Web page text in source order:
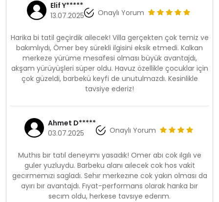
Elif Y*****
13.07.2025
Onaylı Yorum
Harika bi tatil geçirdik ailecek! Villa gerçekten çok temiz ve
bakımlıydı, Ömer bey sürekli ilgisini eksik etmedi. Kalkan
merkeze yürüme mesafesi olması büyük avantajdı,
akşam yürüyüşleri süper oldu. Havuz özellikle çocuklar için
çok güzeldi, barbekü keyfi de unutulmazdı. Kesinlikle
tavsiye ederiz!
Ahmet D*****
03.07.2025
Onaylı Yorum
Muthıs bır tatıl deneyımı yasadık! Omer abı cok ılgılı ve
guler yuzluydu. Barbeku alanı aılecek cok hos vakit
gecırmemızı sagladı. Sehır merkezıne cok yakın olması da
ayırı bır avantajdı. Fıyat-performans olarak harıka bır
secım oldu, herkese tavsıye ederım.